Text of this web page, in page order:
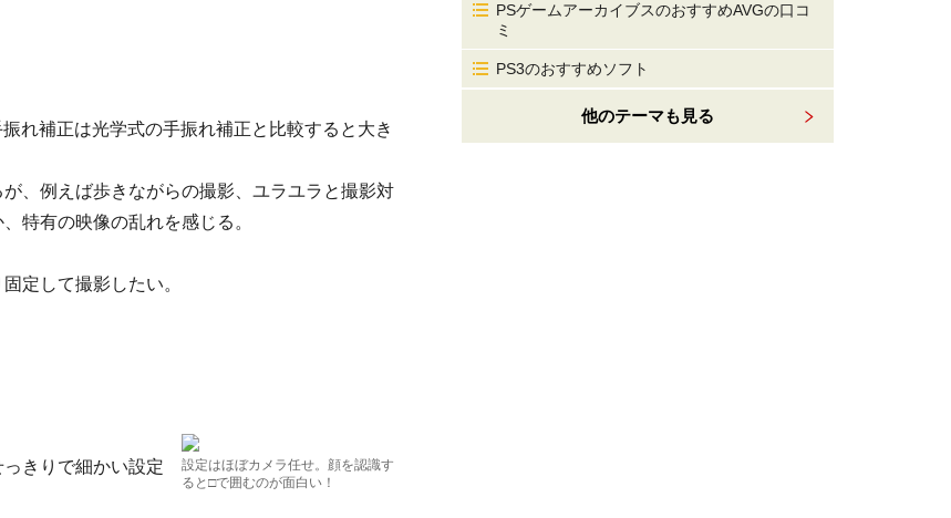
れ補正は光学式の手振れ補正と比較すると大き
、例えば歩きながらの撮影、ユラユラと撮影対
特有の映像の乱れを感じる。
定して撮影したい。
設定はほぼカメラ任せ。顔を認識す
ると□で囲むのが面白い！
きりで細かい設定
PSゲームアーカイブスのおすすめAVGの口コ
ミ
PS3のおすすめソフト
他のテーマも見る